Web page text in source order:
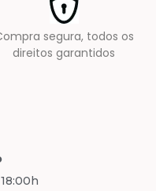
segura, todos os
direitos garantidos